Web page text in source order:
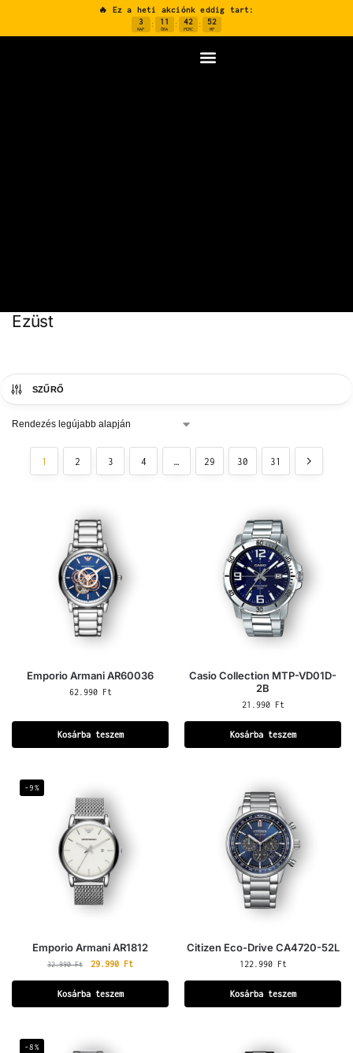
🔥 Ez a heti akciónk eddig tart:
3
NAP
: 11
ÓRA
: 42
PERC
: 51
MP
Ezüst
SZŰRŐ
1 2 3 4 … 29 30 31
Emporio Armani AR60036
62.990 Ft
Kosárba teszem
Casio Collection MTP-VD01D-
2B
21.990 Ft
Kosárba teszem
-9%
Emporio Armani AR1812
32.990Ft 29.990 Ft
Kosárba teszem
Citizen Eco-Drive CA4720-52L
122.990 Ft
Kosárba teszem
-8%